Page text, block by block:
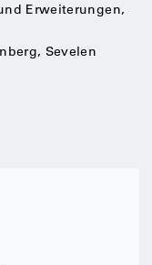
Erweiterungen,
Sevelen